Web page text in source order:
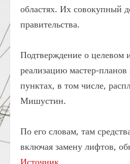
областях. Их совокупный
правительства.
Подтверждение о целевом
реализацию мастер-
пунктах, в том числе,
Мишустин.
По его словам, там
включая замену лифтов,
Источник